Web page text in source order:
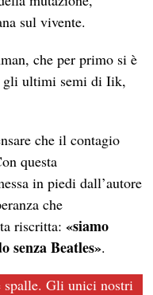
sul vivente.
che per primo si è
gli ultimi semi di Iik,
che il contagio
questa
in piedi dall’autore
che
riscritta:«siamo
senza Beatles».
spalle. Gli unici nostri